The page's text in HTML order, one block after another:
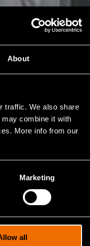
About
traffic. We also share
combine it with
More info from our
Marketing
all